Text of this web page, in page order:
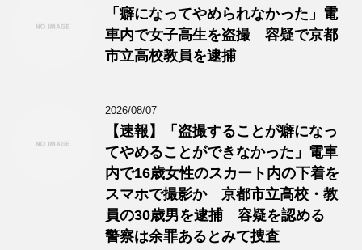
「癖になってやめられなかった」電
車内で女子高生を盗撮 容疑で京都
市立高校教員を逮捕
2026/08/07
【速報】「盗撮することが癖になっ
てやめることができなかった」電車
内で16歳女性のスカート内の下着を
スマホで撮影か 京都市立高校・教
員の30歳男を逮捕 容疑を認める
警察は余罪あるとみて捜査